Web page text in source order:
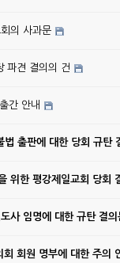
의 사과문
파견 결의의 건
간 안내
법 출판에 대한 당회 규탄
위한 평강제일교회 당회
사 임명에 대한 규탄 결의
회원 명부에 대한 주의